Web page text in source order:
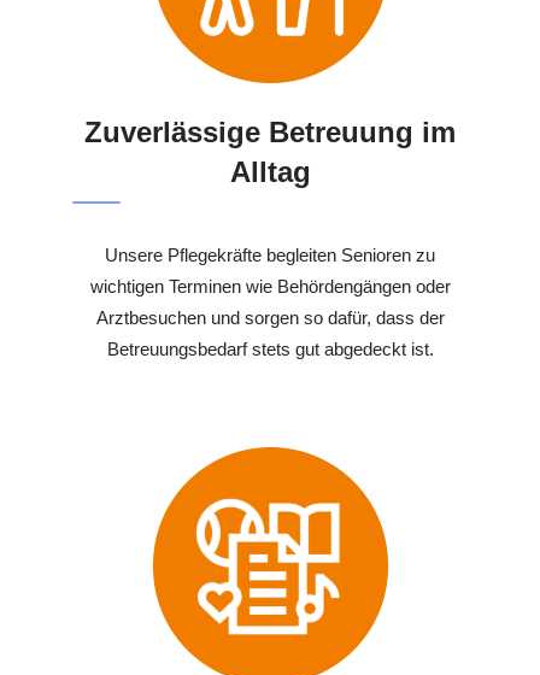
Zuverlässige Betreuung im
Alltag
Unsere Pflegekräfte begleiten Senioren zu
wichtigen Terminen wie Behördengängen oder
Arztbesuchen und sorgen so dafür, dass der
Betreuungsbedarf stets gut abgedeckt ist.